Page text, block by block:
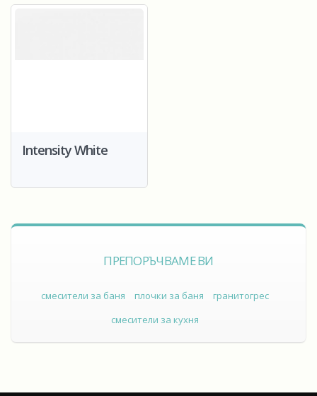
Intensity White
ПРЕПОРЪЧВАМЕ ВИ
смесители за баня плочки за баня
гранитогрес
смесители за кухня